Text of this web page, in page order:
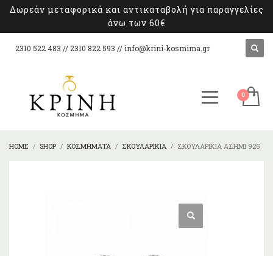
Δωρεάν μεταφορικά και αντικαταβολή για παραγγελίες
άνω των 60€
2310 522 483 // 2310 822 593 // info@krini-kosmima.gr
HOME SHOP ΚΟΣΜΉΜΑΤΑ ΣΚΟΥΛΑΡΊΚΙΑ ΣΚΟΥΛΑΡΊΚΙΑ ΑΣΉΜΙ 925